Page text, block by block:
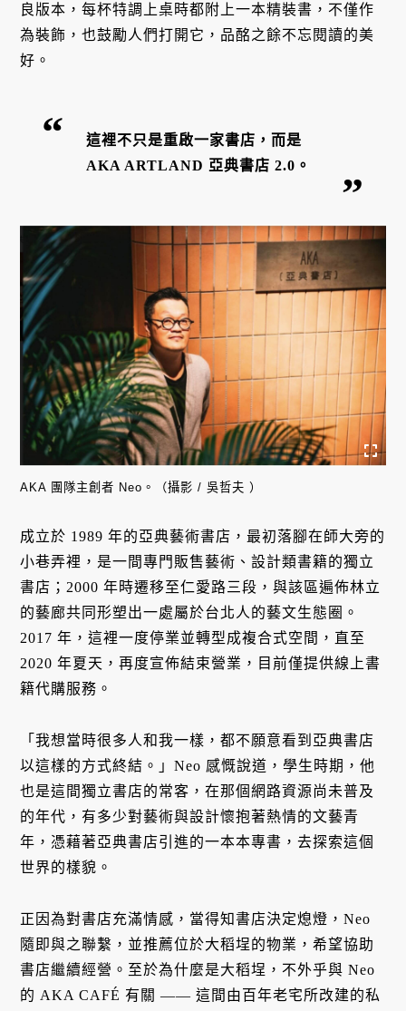
良版本，每杯特調上桌時都附上一本精裝書，不僅作
為裝飾，也鼓勵人們打開它，品酩之餘不忘閱讀的美
好。
這裡不只是重啟一家書店，而是
AKA ARTLAND 亞典書店 2.0。
AKA 團隊主創者 Neo。（攝影 / 吳哲夫 ）
成立於 1989 年的亞典藝術書店，最初落腳在師大旁的
小巷弄裡，是一間專門販售藝術、設計類書籍的獨立
書店；2000 年時遷移至仁愛路三段，與該區遍佈林立
的藝廊共同形塑出一處屬於台北人的藝文生態圈。
2017 年，這裡一度停業並轉型成複合式空間，直至
2020 年夏天，再度宣佈結束營業，目前僅提供線上書
籍代購服務。
「我想當時很多人和我一樣，都不願意看到亞典書店
以這樣的方式終結。」Neo 感慨說道，學生時期，他
也是這間獨立書店的常客，在那個網路資源尚未普及
的年代，有多少對藝術與設計懷抱著熱情的文藝青
年，憑藉著亞典書店引進的一本本專書，去探索這個
世界的樣貌。
正因為對書店充滿情感，當得知書店決定熄燈，Neo
隨即與之聯繫，並推薦位於大稻埕的物業，希望協助
書店繼續經營。至於為什麼是大稻埕，不外乎與 Neo
的 AKA CAFÉ 有關 —— 這間由百年老宅所改建的私